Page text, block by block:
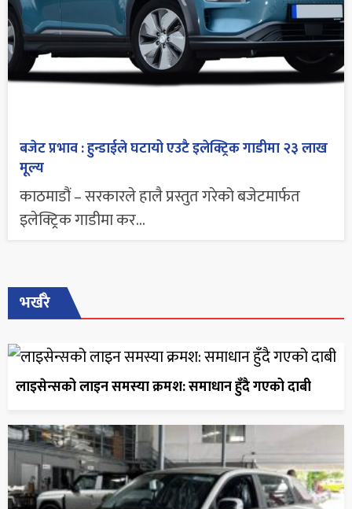
बजेट प्रभाव : हुन्डाईले घटायो एउटै इलेक्ट्रिक गाडीमा २३ लाख
मूल्य
काठमाडौं – सरकारले हालै प्रस्तुत गरेको बजेटमार्फत
इलेक्ट्रिक गाडीमा कर...
भर्खरै
लाइसेन्सको लाइन समस्या क्रमश: समाधान हुँदै गएको दाबी